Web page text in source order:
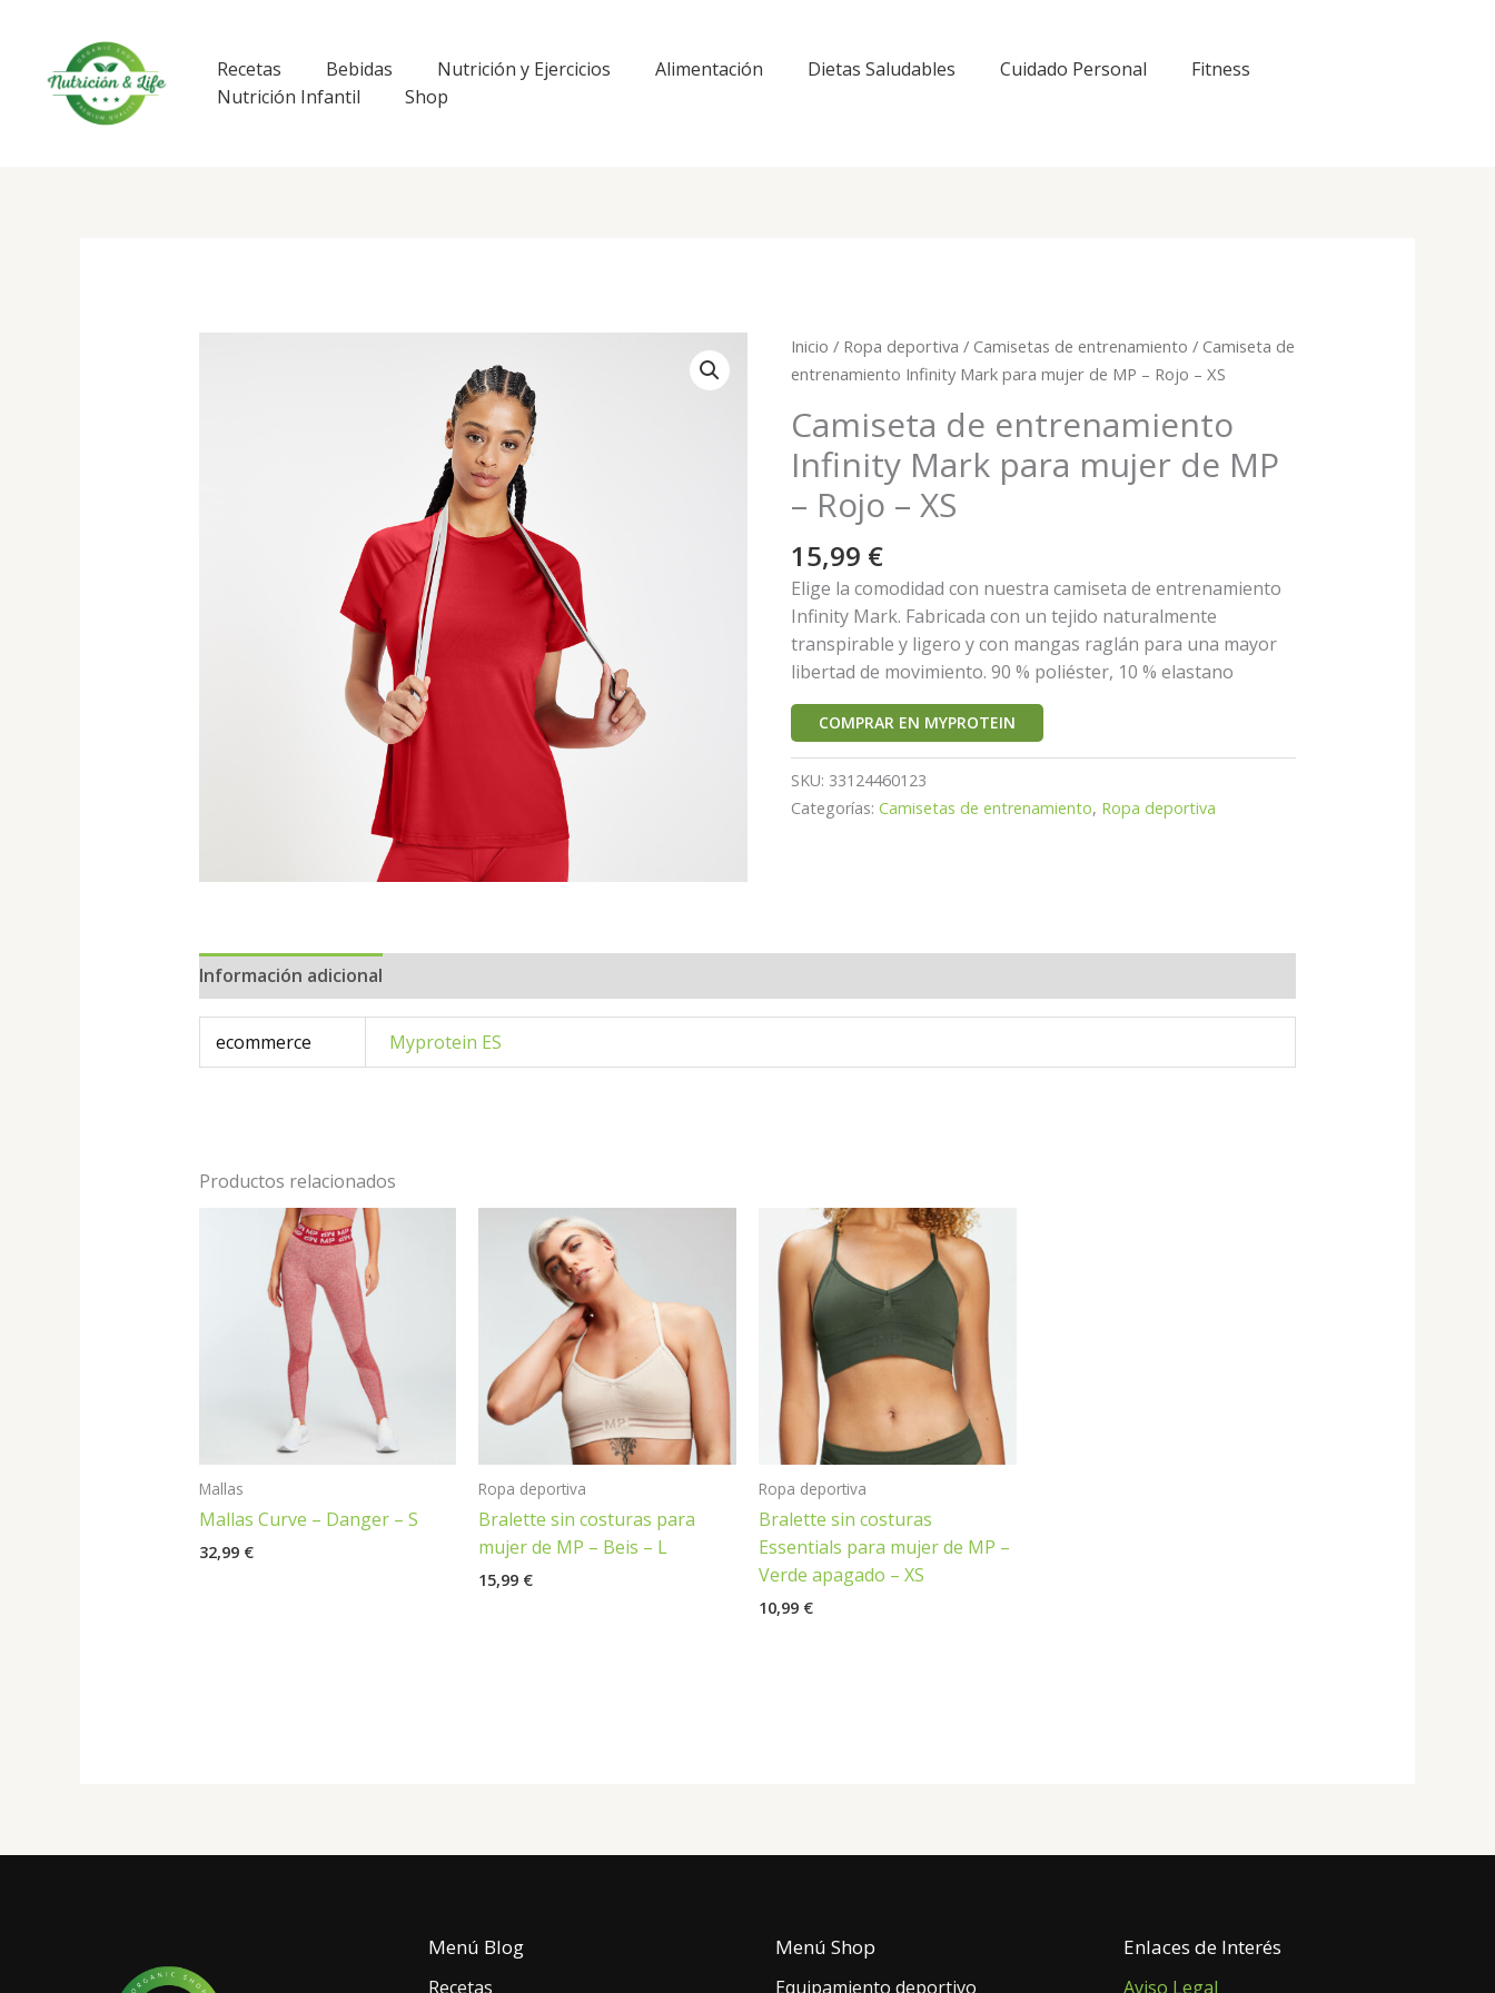
contenido
Recetas Bebidas Nutrición y Ejercicios Alimentación Dietas Saludables Cuidado Personal
Fitness
Nutrición Infantil
Shop
Inicio / Ropa deportiva / Camisetas de entrenamiento / Camiseta de
entrenamiento Infinity Mark para mujer de MP – Rojo – XS
Camiseta de entrenamiento
Infinity Mark para mujer de MP
– Rojo – XS
15,99 €
Elige la comodidad con nuestra camiseta de entrenamiento
Infinity Mark. Fabricada con un tejido naturalmente
transpirable y ligero y con mangas raglán para una mayor
libertad de movimiento. 90 % poliéster, 10 % elastano
COMPRAR EN MYPROTEIN
SKU: 33124460123
Categorías:Camisetas de entrenamiento, Ropa deportiva
Información adicional
ecommerce Myprotein ES
Productos relacionados
Mallas
Mallas Curve – Danger – S
32,99 €
Ropa deportiva
Bralette sin costuras para
mujer de MP – Beis – L
15,99 €
Ropa deportiva
Bralette sin costuras
Essentials para mujer de MP –
Verde apagado – XS
10,99 €
Menú Blog
Recetas
Menú Shop
Equipamiento deportivo
Enlaces de Interés
Aviso Legal